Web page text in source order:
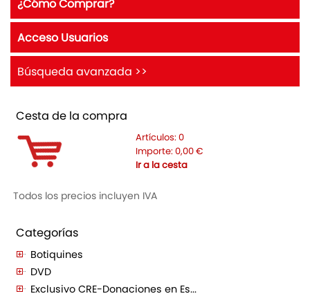
¿Cómo Comprar?
Acceso Usuarios
Búsqueda avanzada >>
Cesta de la compra
Artículos: 0
Importe: 0,00 €
Ir a la cesta
Todos los precios incluyen IVA
Categorías
Botiquines
DVD
Exclusivo CRE-Donaciones en Es...